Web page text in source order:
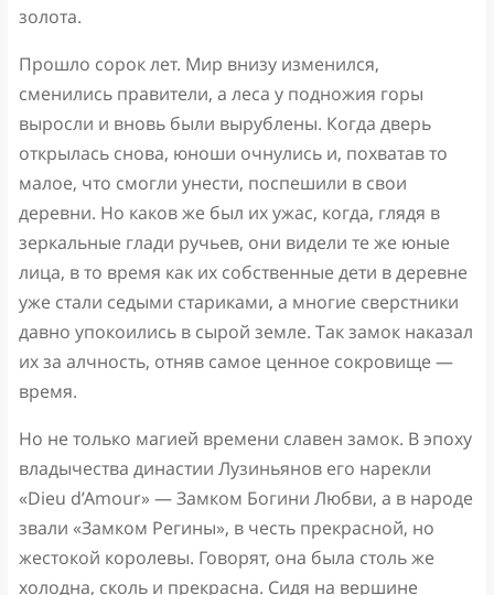
золота.
Прошло сорок лет. Мир внизу изменился,
сменились правители, а леса у подножия горы
выросли и вновь были вырублены. Когда дверь
открылась снова, юноши очнулись и, похватав то
малое, что смогли унести, поспешили в свои
деревни. Но каков же был их ужас, когда, глядя в
зеркальные глади ручьев, они видели те же юные
лица, в то время как их собственные дети в деревне
уже стали седыми стариками, а многие сверстники
давно упокоились в сырой земле. Так замок наказал
их за алчность, отняв самое ценное сокровище —
время.
Но не только магией времени славен замок. В эпоху
владычества династии Лузиньянов его нарекли
«Dieu d’Amour» — Замком Богини Любви, а в народе
звали «Замком Регины», в честь прекрасной, но
жестокой королевы. Говорят, она была столь же
холодна, сколь и прекрасна. Сидя на вершине